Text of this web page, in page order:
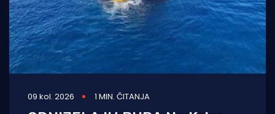
09 kol. 2026 1 MIN. ČITANJA